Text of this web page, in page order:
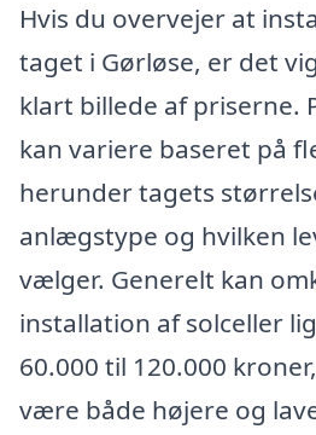
Hvis du overvejer at
taget i Gørløse, er det
klart billede af priserne.
kan variere baseret på
herunder tagets
anlægstype og hvilken
vælger. Generelt kan
installation af solceller
60.000 til 120.000
være både højere og